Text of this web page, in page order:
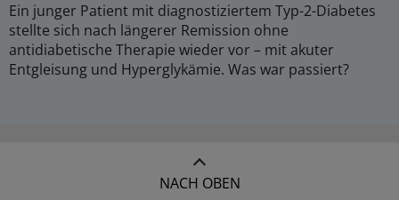
Ein junger Patient mit diagnostiziertem Typ-2-Diabetes
stellte sich nach längerer Remission ohne
antidiabetische Therapie wieder vor – mit akuter
Entgleisung und Hyperglykämie. Was war passiert?
NACH OBEN